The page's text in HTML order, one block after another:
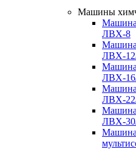
Машины
Машина
ЛВХ-8
Машина
ЛВХ-
Машина
ЛВХ-
Машина
ЛВХ-
Машина
ЛВХ-
Машина